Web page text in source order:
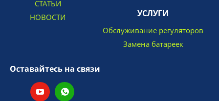
СТАТЬИ
НОВОСТИ
УСЛУГИ
Обслуживание регуляторов
Замена батареек
Оставайтесь на связи